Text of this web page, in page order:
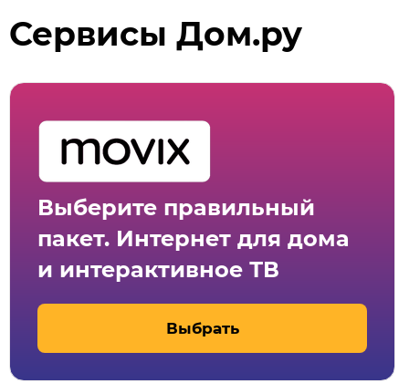
Сервисы Дом.ру
Выберите правильный
пакет. Интернет для дома
и интерактивное ТВ
Выбрать